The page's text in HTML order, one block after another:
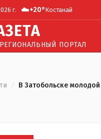
г. ☁️+20°Костанай
ПОРТАЛ
/ В Затобольске